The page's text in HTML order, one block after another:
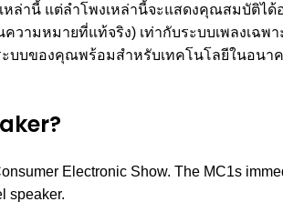
ล่านี้ แต่ลำโพงเหล่านี้จะแสดงคุณสมบัติได้
ความหมายที่แท้จริง) เท่ากับระบบเพลงเฉ
บบของคุณพร้อมสำหรับเทคโนโลยีในอนา
Electronic Show. The MC1s
speaker.